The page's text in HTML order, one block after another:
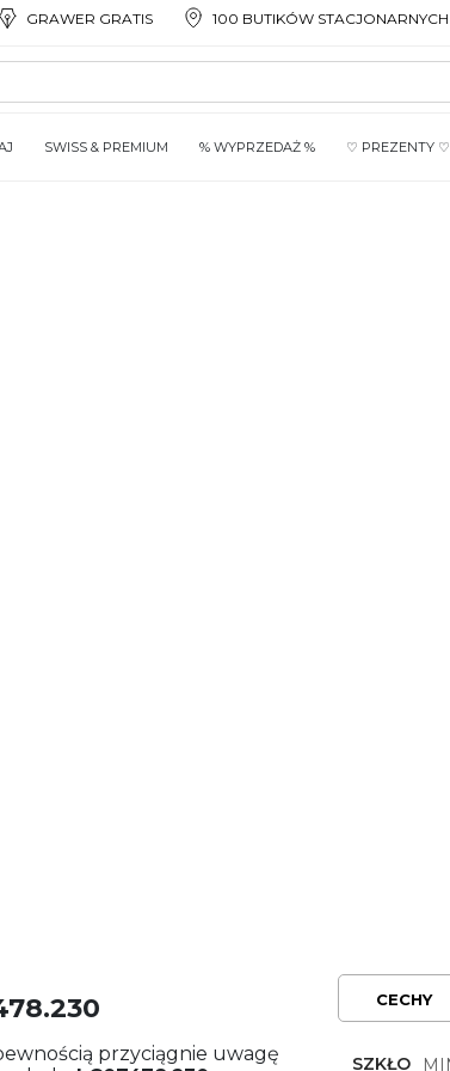
GRAWER GRATIS 100 BUTIKÓW STACJONARNYCH
SWISS & PREMIUM % WYPRZEDAŻ % ♡ PREZENTY ♡
przyciągnie uwagę
CECHY
SZKŁO